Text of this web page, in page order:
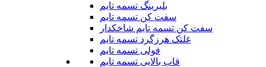
بلبرینگ تسمه تایم
سفت کن تسمه تایم
سفت کن تسمه تایم شاخکدار
غلتک هرزگرد تسمه تایم
فولی تسمه تایم
قاب بالایی تسمه تایم